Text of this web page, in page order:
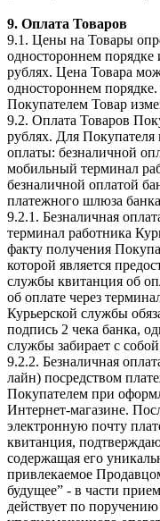
9. Оплата Товаров
9.1. Цены на Товары
одностороннем порядке
рублях. Цена Товара
одностороннем
Покупателем Товар
9.2. Оплата Товаров
рублях. Для
оплаты: безналичной
мобильный терминал
безналичной оплатой
платежного шлюза
9.2.1. Безналичная
терминал работника
факту получения
которой является
службы квитанция об
об оплате через
Курьерской службы
подпись 2 чека банка,
службы забирает с
9.2.2. Безналичная
лайн) посредством
Покупателем при
Интернет-магазине.
электронную почту
квитанция,
содержащая его
привлекаемое
будущее” - в части
действует по